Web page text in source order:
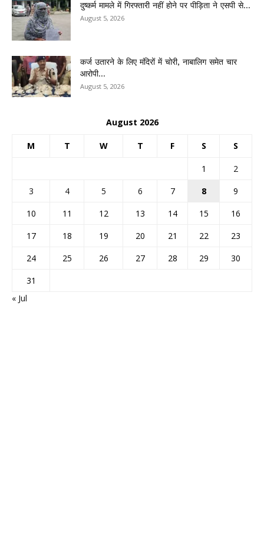
दुष्कर्म मामले में गिरफ्तारी नहीं होने पर पीड़िता ने एसपी से...
August 5, 2026
कर्ज उतारने के लिए मंदिरों में चोरी, नाबालिग समेत चार
आरोपी...
August 5, 2026
August 2026
M T W T F S S
1
2
3
4 5 6 7 8
9
10
11 12 13 14 15
16
17
18 19 20 21 22
23
24
25 26 27 28 29
30
31
« Jul